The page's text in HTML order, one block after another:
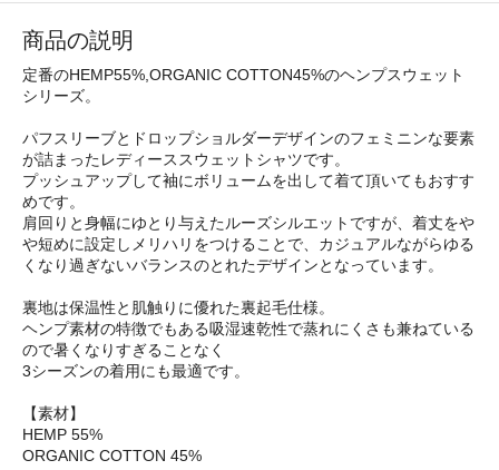
商品の説明
定番のHEMP55%,ORGANIC COTTON45%のヘンプスウェット
シリーズ。
パフスリーブとドロップショルダーデザインのフェミニンな要素
が詰まったレディーススウェットシャツです。
プッシュアップして袖にボリュームを出して着て頂いてもおすす
めです。
肩回りと身幅にゆとり与えたルーズシルエットですが、着丈をや
や短めに設定しメリハリをつけることで、カジュアルながらゆる
くなり過ぎないバランスのとれたデザインとなっています。
裏地は保温性と肌触りに優れた裏起毛仕様。
ヘンプ素材の特徴でもある吸湿速乾性で蒸れにくさも兼ねている
ので暑くなりすぎることなく
3シーズンの着用にも最適です。
【素材】
HEMP 55%
ORGANIC COTTON 45%